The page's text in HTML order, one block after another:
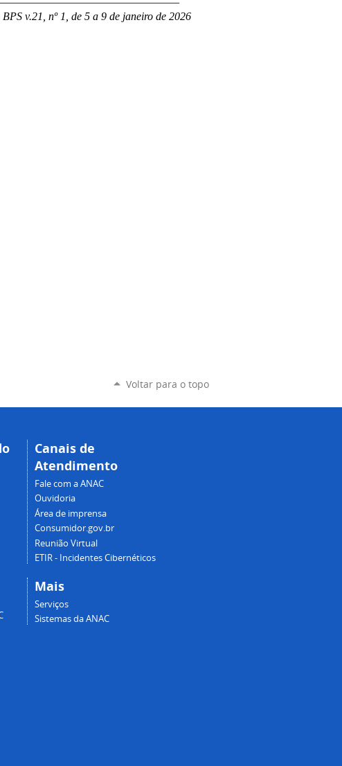
v.21, nº 1, de 5 a 9 de janeiro de 2026
Voltar para o topo
Canais de
Atendimento
Fale com a ANAC
Ouvidoria
Área de imprensa
Consumidor.gov.br
Reunião Virtual
ETIR - Incidentes Cibernéticos
Mais
Serviços
Sistemas da ANAC